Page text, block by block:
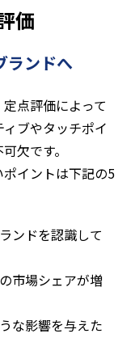
価
ランドへ
点評価によって
ブやタッチポイ
欠です。
イントは下記の5
ンドを認識して
市場シェアが増
な影響を与えた